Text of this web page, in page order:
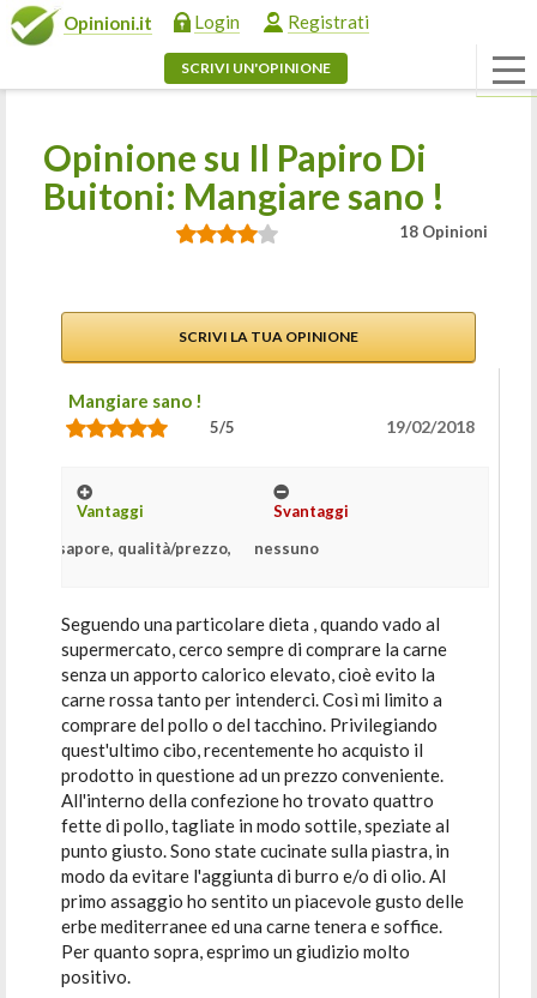
Opinioni.it Login Registrati
SCRIVI UN'OPINIONE
Opinione su Il Papiro Di
Buitoni: Mangiare sano !
18 Opinioni
SCRIVI LA TUA OPINIONE
Mangiare sano !
5/5 19/02/2018
Vantaggi
sapore, qualità/prezzo,
Svantaggi
nessuno
Seguendo una particolare dieta , quando vado al
supermercato, cerco sempre di comprare la carne
senza un apporto calorico elevato, cioè evito la
carne rossa tanto per intenderci. Così mi limito a
comprare del pollo o del tacchino. Privilegiando
quest'ultimo cibo, recentemente ho acquisto il
prodotto in questione ad un prezzo conveniente.
All'interno della confezione ho trovato quattro
fette di pollo, tagliate in modo sottile, speziate al
punto giusto. Sono state cucinate sulla piastra, in
modo da evitare l'aggiunta di burro e/o di olio. Al
primo assaggio ho sentito un piacevole gusto delle
erbe mediterranee ed una carne tenera e soffice.
Per quanto sopra, esprimo un giudizio molto
positivo.